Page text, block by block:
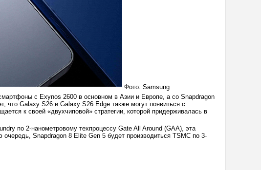
Фото: Samsung
с Exynos 2600 в основном в Азии и Европе, а со Snapdragon
Galaxy S26 и Galaxy S26 Edge также могут появиться с
к своей «двухчиповой» стратегии, которой придерживалась в
по 2-нанометровому техпроцессу Gate All Around (GAA), эта
Snapdragon 8 Elite Gen 5 будет производиться TSMC по 3-